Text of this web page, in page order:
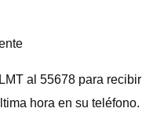
al 55678 para recibir
hora en su teléfono.